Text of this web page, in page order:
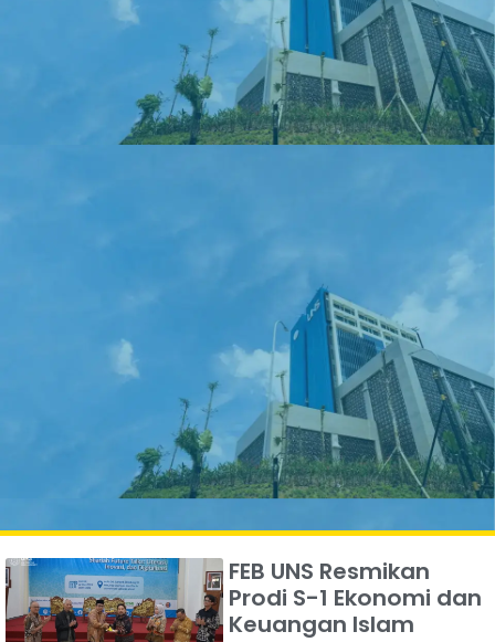
FEB UNS Resmikan
Prodi S-1 Ekonomi dan
Keuangan Islam